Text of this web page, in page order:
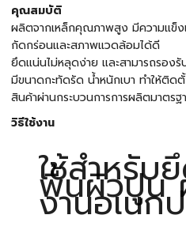
คุณสมบัติ
ผลิตจากเหล็กคุณภาพสูง มีความแข็
กัดกร่อนและสภาพแวดล้อมได้ดี
ยึดแน่นไม่หลุดง่าย และสามารถรอง
มีขนาดกะทัดรัด น้ำหนักเบา ทำให้ติด
สินค้าผ่านกระบวนการการผลิตมาตรฐ
วิธีใช้งาน
ใช้สำหรับ
พื้นผิวปูน
งานอเนก